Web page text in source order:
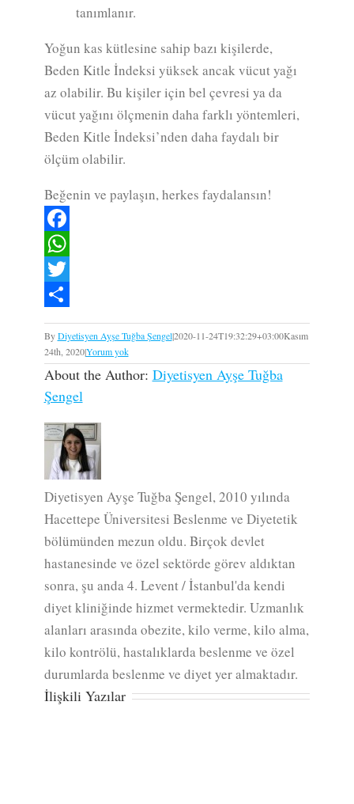
tanımlanır.
Yoğun kas kütlesine sahip bazı kişilerde,
Beden Kitle İndeksi yüksek ancak vücut yağı
az olabilir. Bu kişiler için bel çevresi ya da
vücut yağını ölçmenin daha farklı yöntemleri,
Beden Kitle İndeksi’nden daha faydalı bir
ölçüm olabilir.
Beğenin ve paylaşın, herkes faydalansın!
Facebook
WhatsApp
Twitter
Paylaş
ByDiyetisyen Ayşe Tuğba Şengel|2020-11-24T19:32:29+03:00Kasım
24th, 2020|Yorum yok
About the Author: Diyetisyen Ayşe Tuğba
Şengel
Diyetisyen Ayşe Tuğba Şengel, 2010 yılında
Hacettepe Üniversitesi Beslenme ve Diyetetik
bölümünden mezun oldu. Birçok devlet
hastanesinde ve özel sektörde görev aldıktan
sonra, şu anda 4. Levent / İstanbul'da kendi
diyet kliniğinde hizmet vermektedir. Uzmanlık
alanları arasında obezite, kilo verme, kilo alma,
kilo kontrölü, hastalıklarda beslenme ve özel
durumlarda beslenme ve diyet yer almaktadır.
İlişkili Yazılar